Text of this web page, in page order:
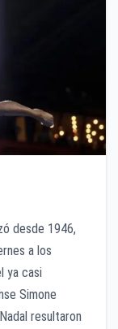
desde 1946,
a los
ya casi
Simone
resultaron